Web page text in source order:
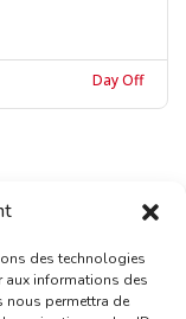
des technologies
aux informations des
nous permettra de
Day Off